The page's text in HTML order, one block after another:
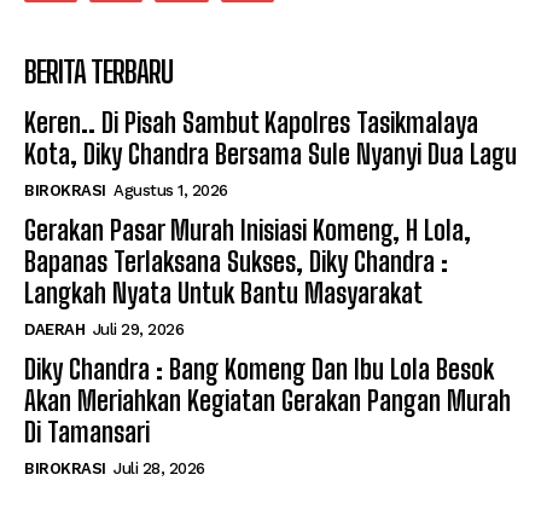
BERITA TERBARU
Keren.. Di Pisah Sambut Kapolres Tasikmalaya
Kota, Diky Chandra Bersama Sule Nyanyi Dua Lagu
BIROKRASI Agustus 1, 2026
Gerakan Pasar Murah Inisiasi Komeng, H Lola,
Bapanas Terlaksana Sukses, Diky Chandra :
Langkah Nyata Untuk Bantu Masyarakat
DAERAH Juli 29, 2026
Diky Chandra : Bang Komeng Dan Ibu Lola Besok
Akan Meriahkan Kegiatan Gerakan Pangan Murah
Di Tamansari
BIROKRASI Juli 28, 2026